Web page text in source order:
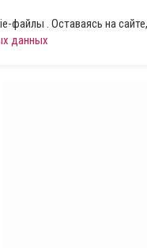
файлы . Оставаясь на
данных